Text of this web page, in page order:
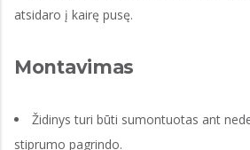
atsidaro į kairę pusę.
Montavimas
Židinys turi būti sumontuotas ant
stiprumo pagrindo.